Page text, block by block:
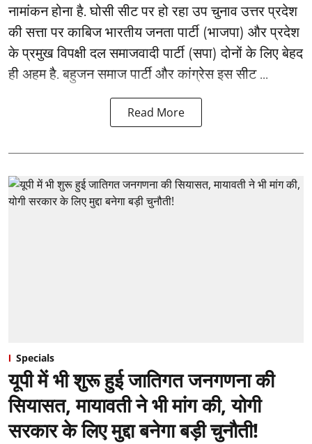
नामांकन होना है. घोसी सीट पर हो रहा उप चुनाव उत्तर प्रदेश
की सत्ता पर काबिज भारतीय जनता पार्टी (भाजपा) और प्रदेश
के प्रमुख विपक्षी दल समाजवादी पार्टी (सपा) दोनों के लिए बेहद
ही अहम है. बहुजन समाज पार्टी और कांग्रेस इस सीट ...
Read More
Specials
यूपी में भी शुरू हुई जातिगत जनगणना की
सियासत, मायावती ने भी मांग की, योगी
सरकार के लिए मुद्दा बनेगा बड़ी चुनौती!